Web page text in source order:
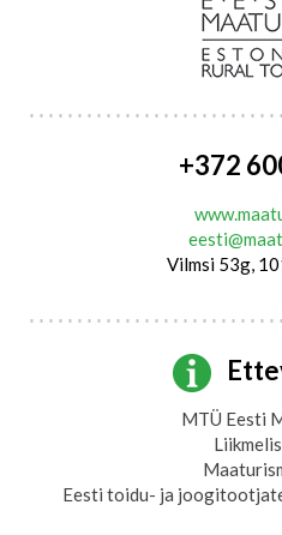
+372
Vilmsi 53g,
MTÜ Eesti
Eesti toidu- ja